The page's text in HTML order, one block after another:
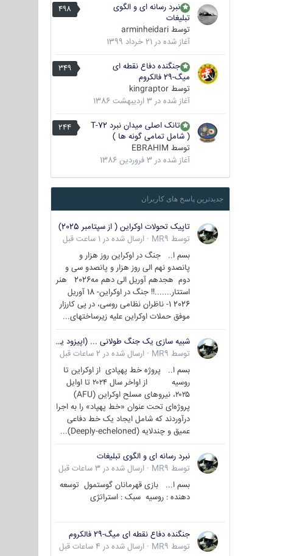
498
نبرد رسانه ای و الگوی
تبلیغات
توسط arminheidari
آغاز شده در 21 خرداد 1399
349
جنگنده دفاع نقطه ای
میگ-29 فالکروم
توسط kingraptor
آغاز شده در 3 اردیبهشت 1386
244
تانک اصلی میدان نبرد T-72
( شامل تمامی گونه ها )
توسط EBRAHIM
آغاز شده در 3 فروردین 1386
جدیدترین پاسخ های کاربران
تاپیک تحولات اوکراین ( از سپتامبر 2025)
توسط MR9
· ارسال شده در 1 ساعت قبل
بسم ا.. جنگ در اوکراین روز هزار و
پانصدو نهم الی روز هزار و پانصدو سی و
دوم هجدهم آوریل الی دهم مه2026 هنر
استتار.......!! جنگ در اوکراین- 18 آوریل
2026 1- ناظران نظامی روسی، در پی کارزار
موفق حملات اوکراین علیه زیرساختهای...
شبیه سازی یک جنگ طولانی ... (اپیزود یکم : اوکراین )
توسط MR9
· ارسال شده در 2 ساعات قبل
بسم ا.. پروژه خط پهپادی از اوکراین تا
روسیه از اواخر سال ۲۰۲۴ تا اوایل
۲۰۲۵، نیروهای مسلح اوکراین (AFU)
پروژه‌ای تحت عنوان «خط پهپاد» را به اجرا
درآوردند که شامل ایجاد یک خط دفاعی
عمیق و چندلایه (Deeply-echeloned)...
نبرد رسانه ای و الگوی تبلیغات
توسط MR9
· ارسال شده در 3 ساعات قبل
بسم ا... بازی قهرمانان گوستمول توسعه
دهنده : روسیه سبک : استراتژی
جنگنده دفاع نقطه ای میگ-29 فالکروم
توسط MR9
· ارسال شده در 4 ساعات قبل